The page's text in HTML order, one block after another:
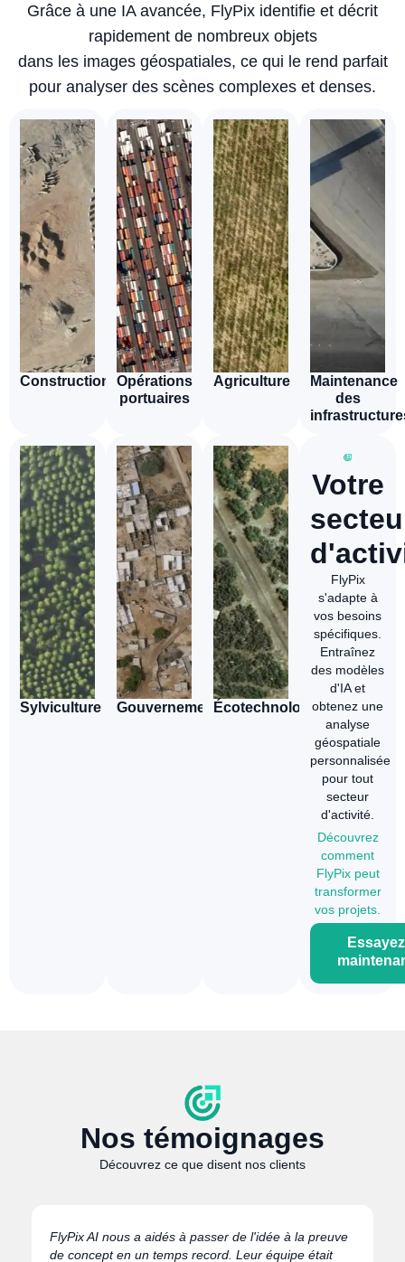
Grâce à une IA avancée, FlyPix identifie et décrit
rapidement de nombreux objets
dans les images géospatiales, ce qui le rend parfait
pour analyser des scènes complexes et denses.
Construction
Opérations
portuaires
Agriculture
Maintenance
des
Sylviculture GouvernementÉcotechnologie
Votre
FlyPix
s'adapte à
vos besoins
spécifiques.
Entraînez
des modèles
d'IA et
obtenez une
analyse
géospatiale
personnalisée
pour tout
secteur
d'activité.
Découvrez
comment
FlyPix peut
transformer
vos projets.
Essayez
Nos témoignages
Découvrez ce que disent nos clients
FlyPix AI nous a aidés à passer de l'idée à la preuve
de concept en un temps record. Leur équipe était